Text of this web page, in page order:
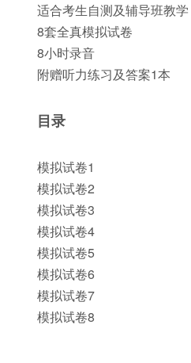
适合考生自测及辅导班教学
8套全真模拟试卷
8小时录音
附赠听力练习及答案1本
目录
模拟试卷1
模拟试卷2
模拟试卷3
模拟试卷4
模拟试卷5
模拟试卷6
模拟试卷7
模拟试卷8